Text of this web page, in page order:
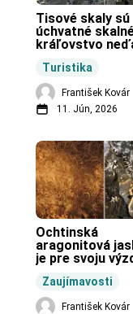
Turistika
Tisové skaly sú
úchvatné
kráľovstvo
František Kovár
11. Jún, 2026
Zaujímavosti
Ochtinská
aragonitová
je pre svoju
vo svete.
František Kovár